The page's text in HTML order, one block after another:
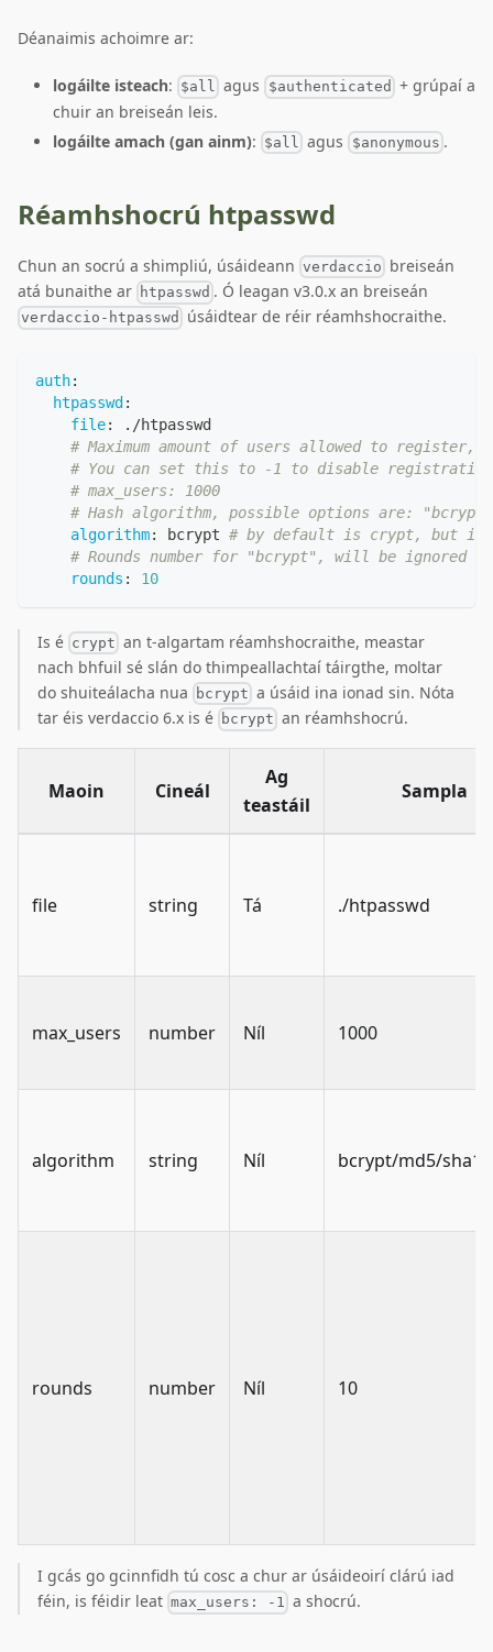
Déanaimis achoimre ar:
logáilte isteach: $all agus $authenticated + grúpaí a
chuir an breiseán leis.
logáilte amach (gan ainm): $all agus $anonymous .
Réamhshocrú htpasswd
Chun an socrú a shimpliú, úsáideann verdaccio breiseán
atá bunaithe ar htpasswd . Ó leagan v3.0.x an breiseán
verdaccio-htpasswd úsáidtear de réir réamhshocraithe.
auth:
htpasswd :
file:
./htpasswd
# Maximum amount of users allowed to
# You can set this to -1 to disable
# max_users: 1000
# Hash algorithm, possible options are:
algorithm: bcrypt # by default is crypt, but is
# Rounds number for "bcrypt", will be ignored
rounds : 10
Is é crypt an t-algartam réamhshocraithe, meastar
nach bhfuil sé slán do thimpeallachtaí táirgthe, moltar
do shuiteálacha nua
bcrypt a úsáid ina ionad sin. Nóta
tar éis verdaccio 6.x is é bcrypt an réamhshocrú.
Maoin Cineál
Ag
teastáil
Sampla
file string Tá ./htpasswd
max_users number Níl 1000
algorithm string Níl bcrypt/md5/
rounds number Níl 10
I gcás go gcinnfidh tú cosc ​​a chur ar úsáideoirí clárú iad
féin, is féidir leat max_users: -1 a shocrú.